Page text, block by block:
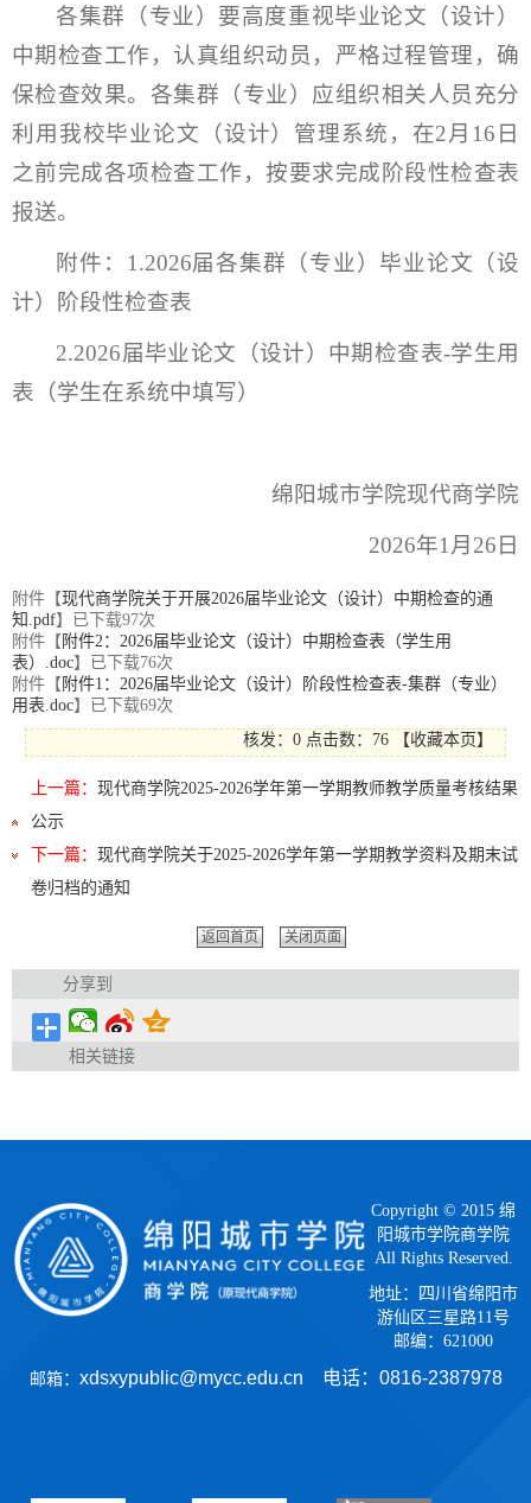
各集群（专业）要高度重视毕业论文（设计）
中期检查工作，认真组织动员，严格过程管理，确
保检查效果。各集群（专业）应组织相关人员充分
利用我校毕业论文（设计）管理系统，在2月16日
之前完成各项检查工作，按要求完成阶段性检查表
报送。
附件：1.2026届各集群（专业）毕业论文（设
计）阶段性检查表
2.2026届毕业论文（设计）中期检查表-学生用
表（学生在系统中填写）
绵阳城市学院现代商学院
2026年1月26日
附件【现代商学院关于开展2026届毕业论文（设计）中期检查的通
知.pdf】已下载97次
附件【 附件2：2026届毕业论文（设计）中期检查表（学生用
表）.doc】已下载76次
附件【 附件1：2026届毕业论文（设计）阶段性检查表-集群（专业）
用表.doc】已下载69次
核发：0 点击数： 76 【收藏本页 】
上一篇： 现代商学院2025-2026学年第一学期教师教学质量考核结果
公示
下一篇： 现代商学院关于2025-2026学年第一学期教学资料及期末试
卷归档的通知
返回首页 关闭页面
分享到
相关链接
Copyright © 2015 绵
阳城市学院商学院
All Rights Reserved.
地址：四川省绵阳市
游仙区三星路11号
邮编：621000
邮箱： xdsxypublic@mycc.edu.cn 电话： 0816-2387978